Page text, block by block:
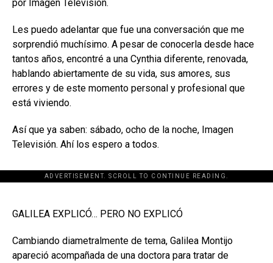
por Imagen Televisión.
Les puedo adelantar que fue una conversación que me
sorprendió muchísimo. A pesar de conocerla desde hace
tantos años, encontré a una Cynthia diferente, renovada,
hablando abiertamente de su vida, sus amores, sus
errores y de este momento personal y profesional que
está viviendo.
Así que ya saben: sábado, ocho de la noche, Imagen
Televisión. Ahí los espero a todos.
ADVERTISEMENT. SCROLL TO CONTINUE READING.
[adsforwp id="243463"]
GALILEA EXPLICÓ… PERO NO EXPLICÓ
Cambiando diametralmente de tema, Galilea Montijo
apareció acompañada de una doctora para tratar de